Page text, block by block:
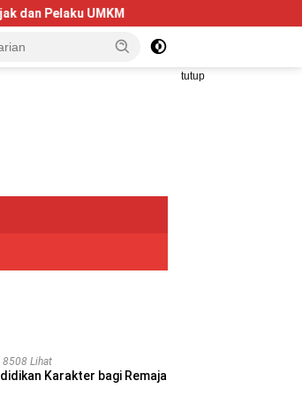
Telkom University Dorong Kolaborasi AI
tutup
8508 Lihat
Karakter bagi Remaja